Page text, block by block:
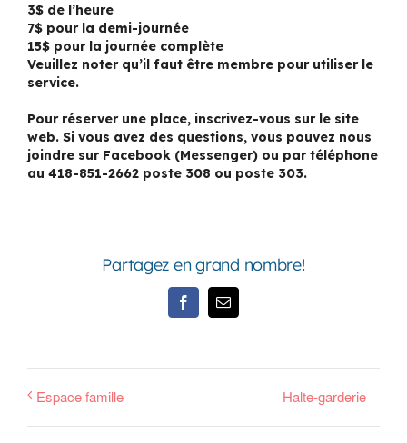
3$ de l’heure
7$ pour la demi-journée
15$ pour la journée complète
Veuillez noter qu’il faut être membre pour utiliser le
service.
Pour réserver une place, inscrivez-vous sur le site
web. Si vous avez des questions, vous pouvez nous
joindre sur Facebook (Messenger) ou par téléphone
au 418-851-2662 poste 308 ou poste 303.
Partagez en grand nombre!
FacebookEmail
Espace famille Halte-garderie